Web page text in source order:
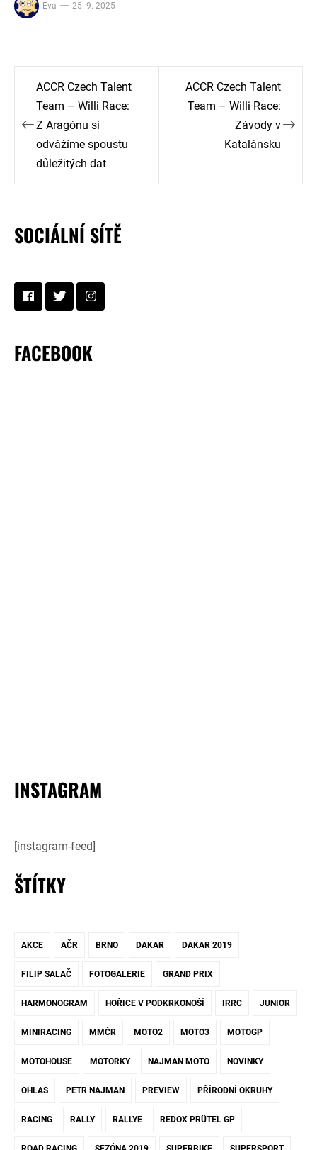
Eva 25. 9. 2025
Navigace
pro
příspěvek
ACCR Czech Talent
Team – Willi Race:
Z Aragónu si
odvážíme spoustu
důležitých dat
ACCR Czech Talent
Team – Willi Race:
Závody v
Katalánsku
SOCIÁLNÍ SÍTĚ
FACEBOOK
INSTAGRAM
[instagram-feed]
ŠTÍTKY
AKCE AČR BRNO DAKAR DAKAR 2019
FILIP SALAČ FOTOGALERIE GRAND PRIX
HARMONOGRAM HOŘICE V PODKRKONOŠÍ IRRC JUNIOR
MINIRACING MMČR MOTO2 MOTO3 MOTOGP
MOTOHOUSE MOTORKY NAJMAN MOTO NOVINKY
OHLAS PETR NAJMAN PREVIEW PŘÍRODNÍ OKRUHY
RACING RALLY RALLYE REDOX PRÜTEL GP